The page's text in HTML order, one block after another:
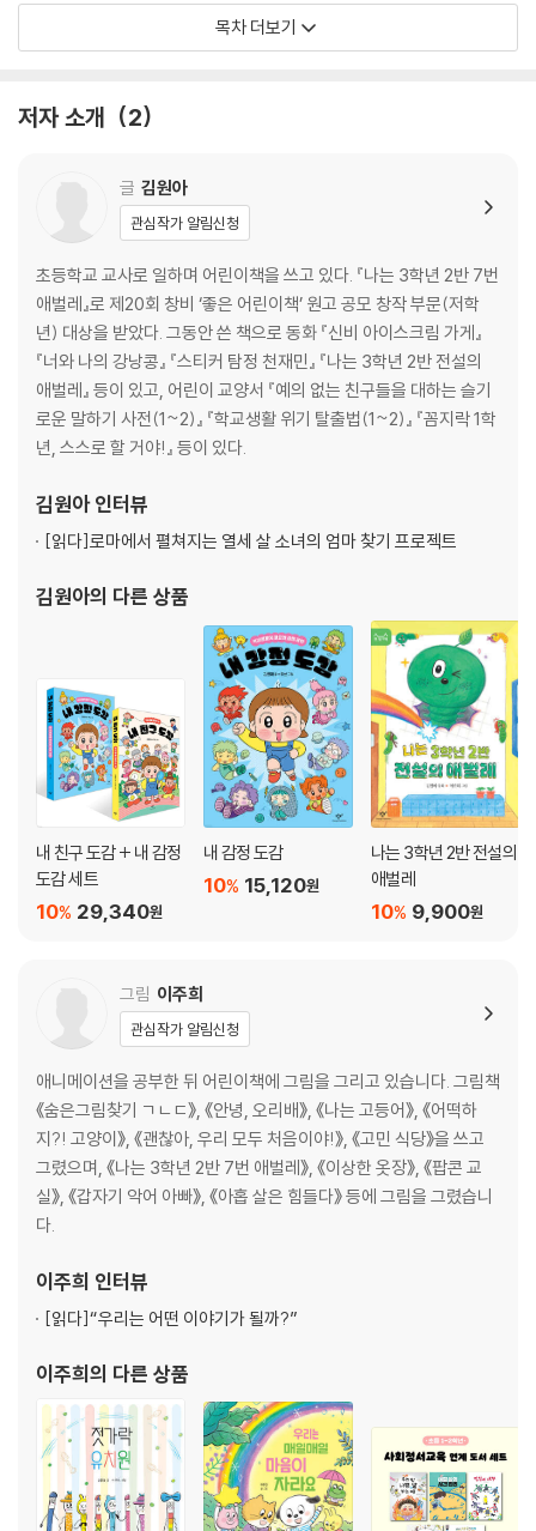
10. 내가 무엇을 할 수 있을까?
남은 이야기
목차 더보기
저자 소개 2
글 김원아
관심작가 알림신청
초등학교 교사로 일하며 어린이책을 쓰고 있다. 『나는 3학년 2반 7번
애벌레』로 제20회 창비 ‘좋은 어린이책’ 원고 공모 창작 부문(저학
년) 대상을 받았다. 그동안 쓴 책으로 동화 『신비 아이스크림 가게』
『너와 나의 강낭콩』 『스티커 탐정 천재민』 『나는 3학년 2반 전설의
애벌레』 등이 있고, 어린이 교양서 『예의 없는 친구들을 대하는 슬기
로운 말하기 사전(1~2)』 『학교생활 위기 탈출법(1~2)』 『꼼지락 1학
년, 스스로 할 거야!』 등이 있다.
김원아인터뷰
[읽다]로마에서 펼쳐지는 열세 살 소녀의 엄마 찾기 프로젝트
김원아의 다른 상품
내 친구 도감 + 내 감정
도감 세트
29,340원
10%
내 감정 도감
15,120원
10%
나는 3학년 2반 전설의
애벌레
9,900원
10%
그림 이주희
관심작가 알림신청
애니메이션을 공부한 뒤 어린이책에 그림을 그리고 있습니다. 그림책
《숨은그림찾기 ㄱㄴㄷ》, 《안녕, 오리배》, 《나는 고등어》, 《어떡하
지?! 고양이》, 《괜찮아, 우리 모두 처음이야!》, 《고민 식당》을 쓰고
그렸으며, 《나는 3학년 2반 7번 애벌레》, 《이상한 옷장》, 《팝콘 교
실》, 《갑자기 악어 아빠》, 《아홉 살은 힘들다》 등에 그림을 그렸습니
다.
이주희 인터뷰
[읽다]“우리는 어떤 이야기가 될까?”
이주희의 다른 상품